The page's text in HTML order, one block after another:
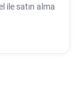
ile satın alma